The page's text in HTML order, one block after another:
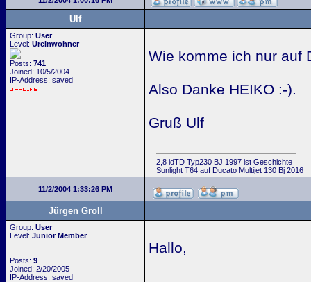
Ulf
Group: User
Level: Ureinwohner
Posts: 741
Joined: 10/5/2004
IP-Address: saved
Wie komme ich nur auf
Also Danke HEIKO :-).
Gruß Ulf
2,8 idTD Typ230 BJ 1997 ist Geschichte
Sunlight T64 auf Ducato Multijet 130 Bj 2016
11/2/2004 1:33:26 PM
Jürgen Groll
Group: User
Level: Junior Member
Posts: 9
Joined: 2/20/2005
IP-Address: saved
Hallo,